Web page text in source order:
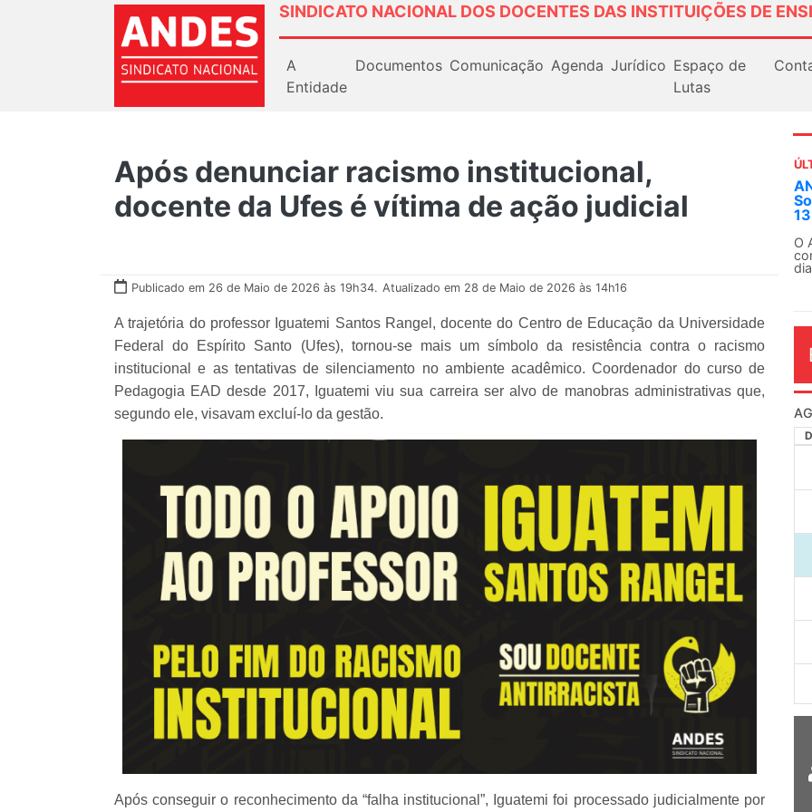
SINDICATO NACIONAL DOS DOCENTES DAS INSTITUIÇÕES DE
A
Entidade
Documentos Comunicação Agenda Jurídico Espaço de
Lutas
Após denunciar racismo institucional,
docente da Ufes é vítima de ação judicial
Publicado em 26 de Maio de 2026 às 19h34. Atualizado em 28 de Maio de 2026 às 14h16
A trajetória do professor Iguatemi Santos Rangel, docente do Centro de Educação da Universidade
Federal do Espírito Santo (Ufes), tornou-se mais um símbolo da resistência contra o racismo
institucional e as tentativas de silenciamento no ambiente acadêmico. Coordenador do curso de
Pedagogia EAD desde 2017, Iguatemi viu sua carreira ser alvo de manobras administrativas que,
segundo ele, visavam excluí-lo da gestão.
Após conseguir o reconhecimento da “falha institucional”, Iguatemi foi processado judicialmente por
O